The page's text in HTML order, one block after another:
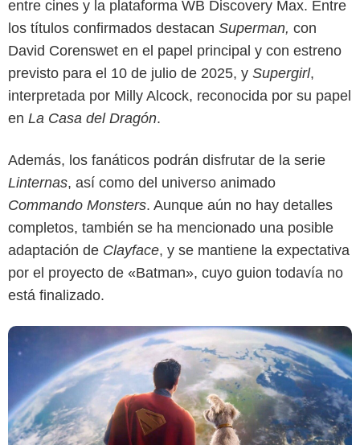
entre cines y la plataforma WB Discovery Max. Entre
los títulos confirmados destacan Superman, con
David Corenswet en el papel principal y con estreno
previsto para el 10 de julio de 2025, y Supergirl,
interpretada por Milly Alcock, reconocida por su papel
en La Casa del Dragón.
Además, los fanáticos podrán disfrutar de la serie
Linternas, así como del universo animado
Commando Monsters. Aunque aún no hay detalles
completos, también se ha mencionado una posible
adaptación de Clayface, y se mantiene la expectativa
por el proyecto de «Batman», cuyo guion todavía no
está finalizado.
DC Studios